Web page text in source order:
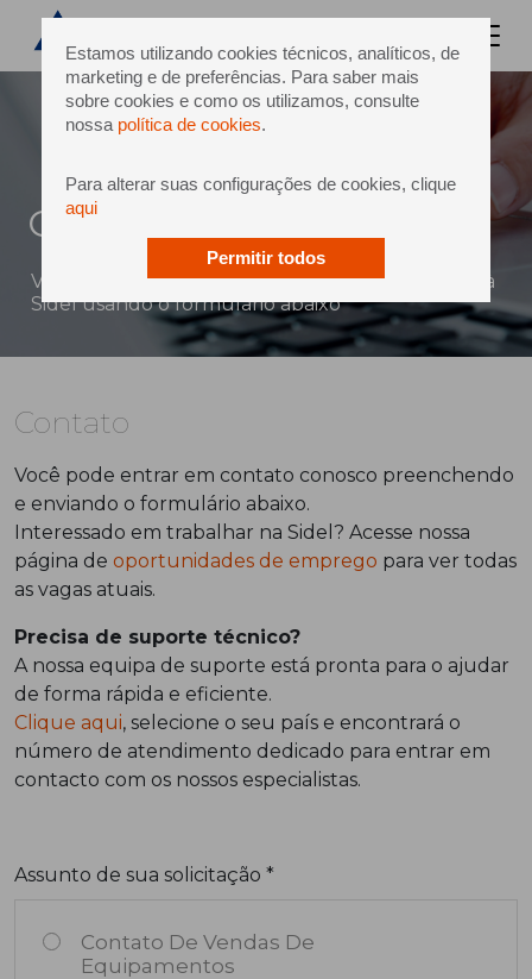
Estamos utilizando cookies técnicos, analíticos, de
marketing e de preferências. Para saber mais
sobre cookies e como os utilizamos, consulte
nossa política de cookies.
Para alterar suas configurações de cookies, clique
aqui
Permitir todos
Contato
Você pode enviar uma mensagem diretamente à
Sidel usando o formulário abaixo
Contato
Você pode entrar em contato conosco preenchendo
e enviando o formulário abaixo.
Interessado em trabalhar na Sidel? Acesse nossa
página de oportunidades de emprego para ver todas
as vagas atuais.
Precisa de suporte técnico?
A nossa equipa de suporte está pronta para o ajudar
de forma rápida e eficiente.
Clique aqui, selecione o seu país e encontrará o
número de atendimento dedicado para entrar em
contacto com os nossos especialistas.
Assunto de sua solicitação *
Contato De Vendas De
Equipamentos